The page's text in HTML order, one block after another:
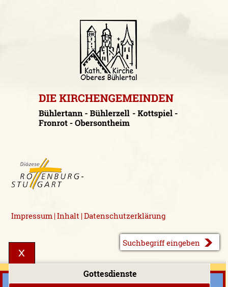
Impressum |Inhalt |Datenschutzerklärung
Gottesdienste